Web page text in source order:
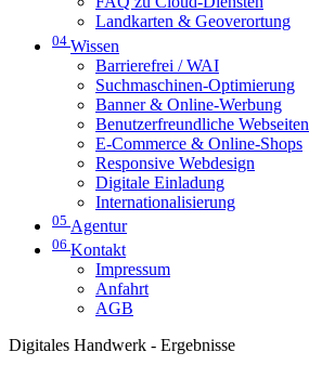
Landkarten & Geoverortung
04 Wissen
Barrierefrei / WAI
Suchmaschinen-Optimierung
Banner & Online-Werbung
Benutzerfreundliche Webseiten
E-Commerce & Online-Shops
Responsive Webdesign
Digitale Einladung
Internationalisierung
05 Agentur
06 Kontakt
Impressum
Anfahrt
AGB
Digitales Handwerk - Ergebnisse